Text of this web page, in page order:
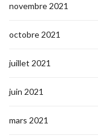
novembre 2021
octobre 2021
juillet 2021
juin 2021
mars 2021